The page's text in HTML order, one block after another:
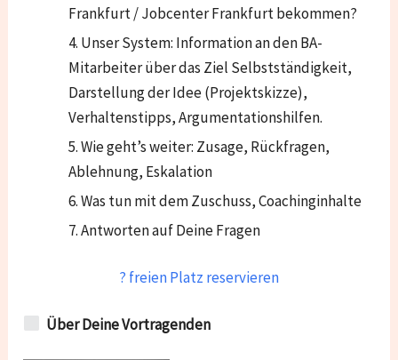
Frankfurt / Jobcenter Frankfurt bekommen?
Unser System: Information an den BA-
Mitarbeiter über das Ziel Selbstständigkeit,
Darstellung der Idee (Projektskizze),
Verhaltenstipps, Argumentationshilfen.
Wie geht’s weiter: Zusage, Rückfragen,
Ablehnung, Eskalation
Was tun mit dem Zuschuss, Coachinginhalte
Antworten auf Deine Fragen
? freien Platz reservieren
Über Deine Vortragenden